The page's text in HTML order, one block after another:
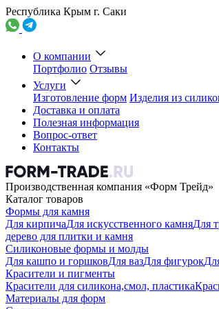
Республика Крым г. Саки
О компании
Портфолио Отзывы
Услуги
Изготовление форм Изделия из
Доставка и оплата
Полезная информация
Вопрос-ответ
Контакты
Производственная компания «Форм Трейд»
Каталог товаров
Формы для камня
Для кирпичаДля искусственного камняДля
дерево для плитки и камня
Силиконовые формы и молды
Для кашпо и горшковДля вазДля фигурок
Красители и пигменты
Красители для силикона,смол, пластика
Материалы для форм